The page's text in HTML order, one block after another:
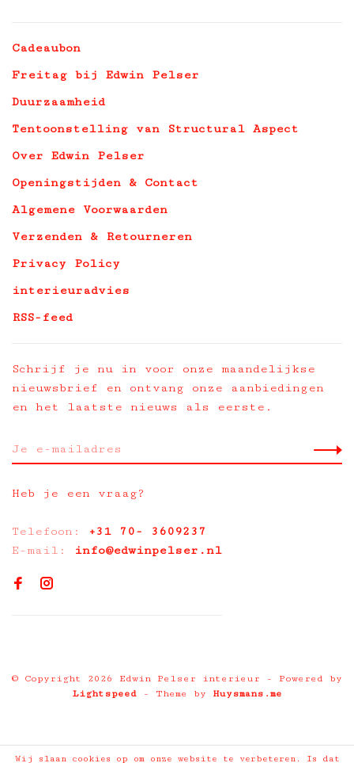
Cadeaubon
Freitag bij Edwin Pelser
Duurzaamheid
Tentoonstelling van Structural Aspect
Over Edwin Pelser
Openingstijden & Contact
Algemene Voorwaarden
Verzenden & Retourneren
Privacy Policy
interieuradvies
RSS-feed
Schrijf je nu in voor onze maandelijkse
nieuwsbrief en ontvang onze aanbiedingen
en het laatste nieuws als eerste.
Heb je een vraag?
Telefoon: +31 70- 3609237
E-mail:
info@edwinpelser.nl
© Copyright 2026 Edwin Pelser interieur
- Powered by
Lightspeed- Theme by Huysmans.me
Wij slaan cookies op om onze website te verbeteren. Is dat